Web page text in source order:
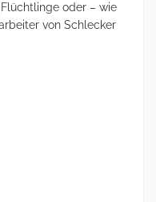
oder – wie
von Schlecker